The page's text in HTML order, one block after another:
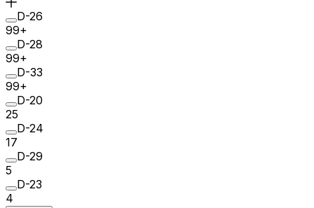
D-26
99+
D-28
99+
D-33
99+
D-20
25
D-24
17
D-29
5
D-23
4